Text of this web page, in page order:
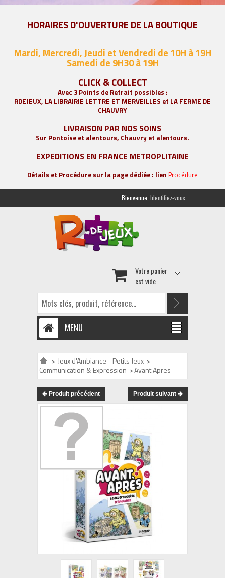
HORAIRES D'OUVERTURE DE LA BOUTIQUE
Mardi, Mercredi, Jeudi et Vendredi de 10H à 19H
Samedi de 9H30 à 19H
CLICK & COLLECT
Avec 3 Points de Retrait possibles :
RDEJEUX, LA LIBRAIRIE LETTRE ET MERVEILLES et LA FERME DE
CHAUVRY
LIVRAISON PAR NOS SOINS
Sur Pontoise et alentours, Chauvry et alentours.
EXPEDITIONS EN FRANCE METROPLITAINE
Détails et Procédure sur la page dédiée : lien Procédure
Bienvenue, Identifiez-vous
Votre panier
est vide
MENU
> Jeux d'Ambiance - Petits Jeux >
Communication & Expression >Avant Apres
Produit précédent Produit suivant